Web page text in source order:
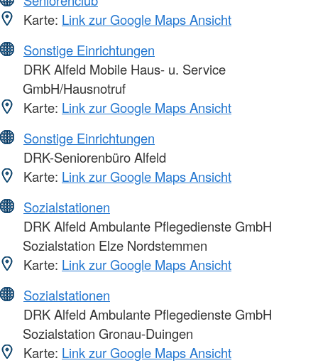
Karte: Link zur Google Maps Ansicht
Sonstige Einrichtungen
DRK Alfeld Mobile Haus- u. Service
GmbH/Hausnotruf
Karte: Link zur Google Maps Ansicht
Sonstige Einrichtungen
DRK-Seniorenbüro Alfeld
Karte: Link zur Google Maps Ansicht
Sozialstationen
DRK Alfeld Ambulante Pflegedienste GmbH
Sozialstation Elze Nordstemmen
Karte: Link zur Google Maps Ansicht
Sozialstationen
DRK Alfeld Ambulante Pflegedienste GmbH
Sozialstation Gronau-Duingen
Karte: Link zur Google Maps Ansicht